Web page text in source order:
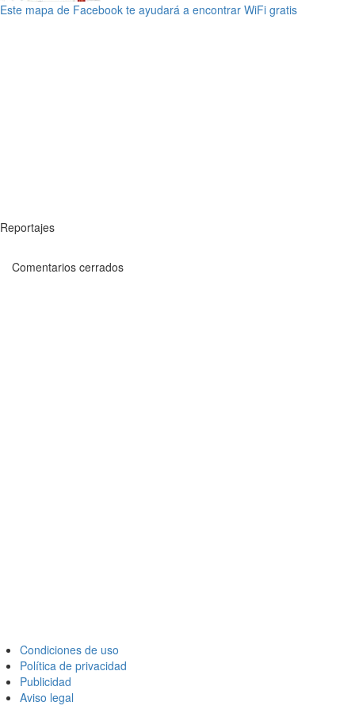
Este mapa de Facebook te ayudará a encontrar WiFi gratis
Reportajes
Comentarios cerrados
Condiciones de uso
Política de privacidad
Publicidad
Aviso legal